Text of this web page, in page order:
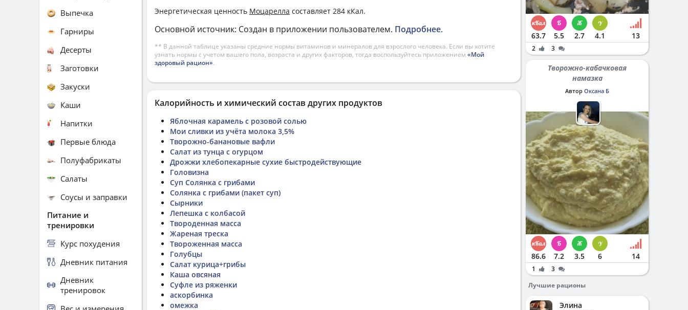
Энергетическая ценность Моцарелла составляет 284 кКал.
Основной источник: Создан в приложении пользователем. Подробнее.
** В данной таблице указаны средние нормы витаминов и минералов для взрослого человека. Если вы хотите
узнать нормы с учетом вашего пола, возраста и других факторов, тогда воспользуйтесь приложением «Мой
здоровый рацион».
Калорийность и химический состав других продуктов
Яблочная карамель с розовой солью
Мои сливки из учёта молока 3,5%
Творожно-банановые вафли
Салат из тунца с огурцом
Дрожжи хлебопекарные сухие быстродействующие
Головизна
Суп Солянка с грибами
Солянка с грибами (пакет суп)
Сырники
Лепешка с колбасой
Твороденная масса
Жареная треска
Твороженная масса
Голубцы
Салат курица+грибы
Каша овсяная
Суфле из ряженки
аскорбинка
омежка
Выпечка
Гарниры
Десерты
Заготовки
Закуски
Каши
Напитки
Первые блюда
Полуфабрикаты
Салаты
Соусы и заправки
Питание и
тренировки
Курс похудения
Дневник питания
Дневник
тренировок
63.7 5.5 2.7 4.1 13
2 3
Творожно-кабачковая
намазка
Автор Оксана Б
86.6 7.2 3.5 6 14
1
3
Лучшие рационы
Элина